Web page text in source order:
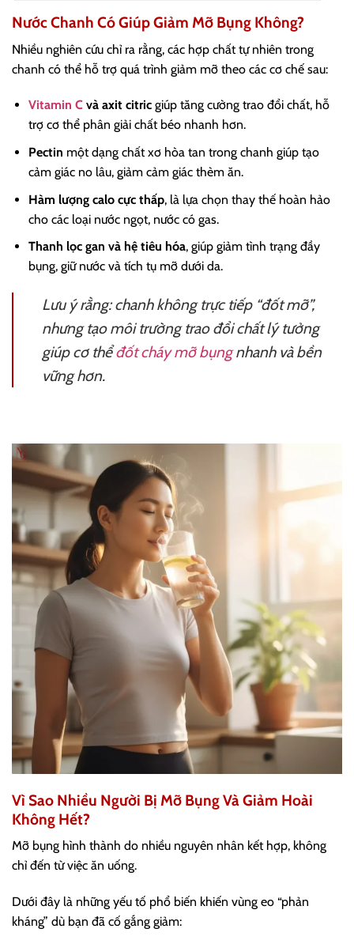
Nước Chanh Có Giúp Giảm Mỡ Bụng Không?
Nhiều nghiên cứu chỉ ra rằng, các hợp chất tự nhiên trong
chanh có thể hỗ trợ quá trình giảm mỡ theo các cơ chế sau:
Vitamin Cvà axit citricgiúp tăng cường trao đổi chất, hỗ
trợ cơ thể phân giải chất béo nhanh hơn.
Pectin một dạng chất xơ hòa tan trong chanh giúp tạo
cảm giác no lâu, giảm cảm giác thèm ăn.
Hàm lượng calo cực thấp, là lựa chọn thay thế hoàn hảo
cho các loại nước ngọt, nước có gas.
Thanh lọc gan và hệ tiêu hóa, giúp giảm tình trạng đầy
bụng, giữ nước và tích tụ mỡ dưới da.
Lưu ý rằng:chanh không trực tiếp “đốt mỡ”,
nhưng tạo môi trường trao đổi chất lý tưởng
giúp cơ thểđốt cháy mỡ bụngnhanh và bền
vững hơn.
Vì Sao Nhiều Người Bị Mỡ Bụng Và Giảm Hoài
Không Hết?
Mỡ bụng hình thành do nhiều nguyên nhân kết hợp, không
chỉ đến từ việc ăn uống.
Dưới đây là những yếu tố phổ biến khiến vùng eo “phản
kháng” dù bạn đã cố gắng giảm: